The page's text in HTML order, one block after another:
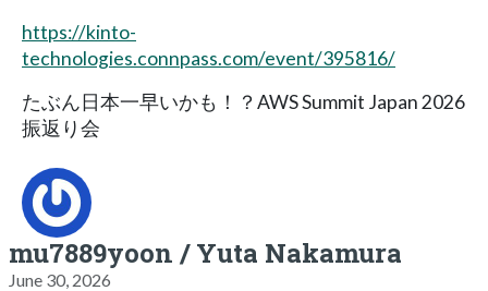
https://kinto-
technologies.connpass.com/event/395816/
たぶん日本一早いかも！？AWS Summit Japan 2026
振返り会
mu7889yoon / Yuta Nakamura
June 30, 2026